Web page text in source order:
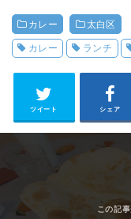
カレー 太白区
カレー ランチ
ツイート シェア